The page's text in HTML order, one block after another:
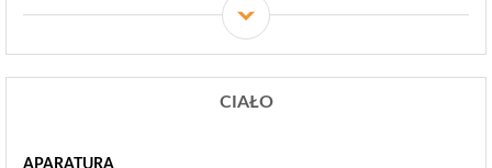
CIAŁO
APARATURA